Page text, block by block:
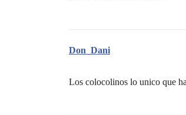
Don_Dani
Los colocolinos lo unico que